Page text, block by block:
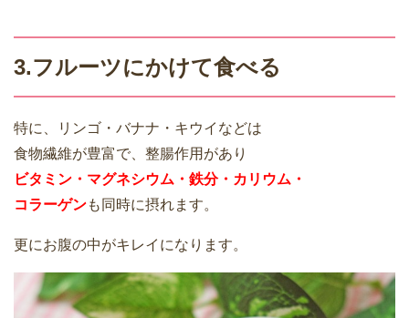
3.フルーツにかけて食べる
特に、リンゴ・バナナ・キウイなどは
食物繊維が豊富で、整腸作用があり
ビタミン・マグネシウム・鉄分・カリウム・
コラーゲンも同時に摂れます。
更にお腹の中がキレイになります。